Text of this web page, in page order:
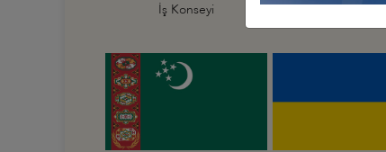
İş Konseyi
İş Konseyi